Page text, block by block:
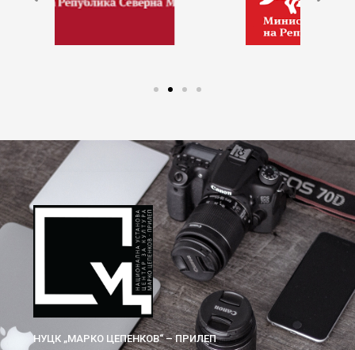
НУЦК „МАРКО ЦЕПЕНКОВ“ – ПРИЛЕП